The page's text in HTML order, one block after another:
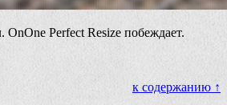
OnOne Perfect Resize побеждает.
к содержанию ↑